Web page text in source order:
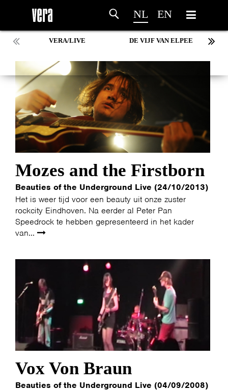
NL EN
VERA/LIVE DE VIJF VAN ELPEE
Mozes and the Firstborn
Beauties of the Underground Live (24/10/2013)
Het is weer tijd voor een beauty uit onze zuster
rockcity Eindhoven. Na eerder al Peter Pan
Speedrock te hebben gepresenteerd in het kader
van...
Vox Von Braun
Beauties of the Underground Live (04/09/2008)